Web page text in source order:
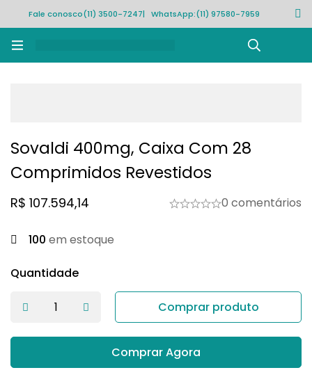
Fale conosco(11) 3500-7247| WhatsApp:(11) 97580-7959
Sovaldi 400mg, Caixa Com 28
Comprimidos Revestidos
R$ 107.594,14 0 comentários
100 em estoque
Quantidade
Comprar produto
Comprar Agora